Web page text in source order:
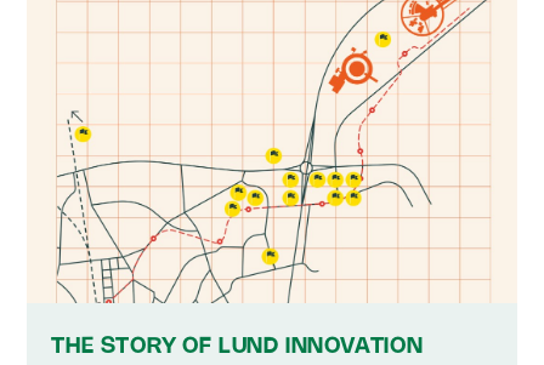
THE STORY OF LUND INNOVATION